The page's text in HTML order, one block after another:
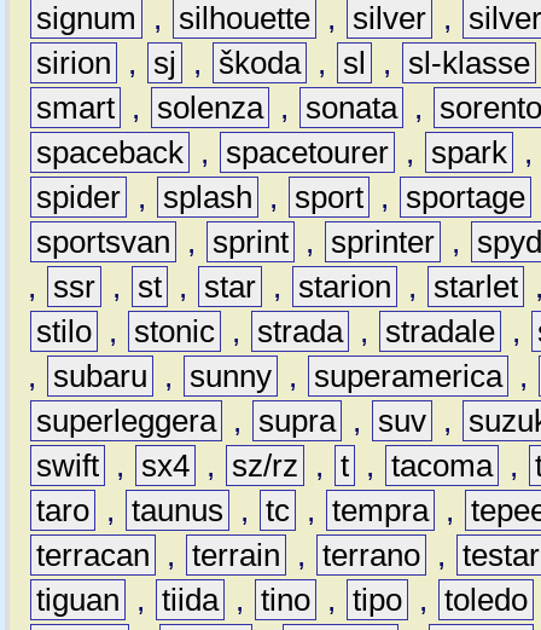
signum
, silhouette , silver ,
sirion
, sj , škoda , sl , sl-klasse
smart , solenza , sonata ,
spaceback , spacetourer , spark ,
spider , splash , sport , sportage
sportsvan
, sprint , sprinter ,
,
ssr , st , star , starion , starlet
stilo , stonic , strada , stradale ,
,
subaru , sunny , superamerica ,
superleggera , supra , suv ,
swift , sx4 , sz/rz , t , tacoma ,
taro , taunus , tc , tempra ,
terracan
, terrain , terrano ,
tiguan
, tiida , tino , tipo , toledo